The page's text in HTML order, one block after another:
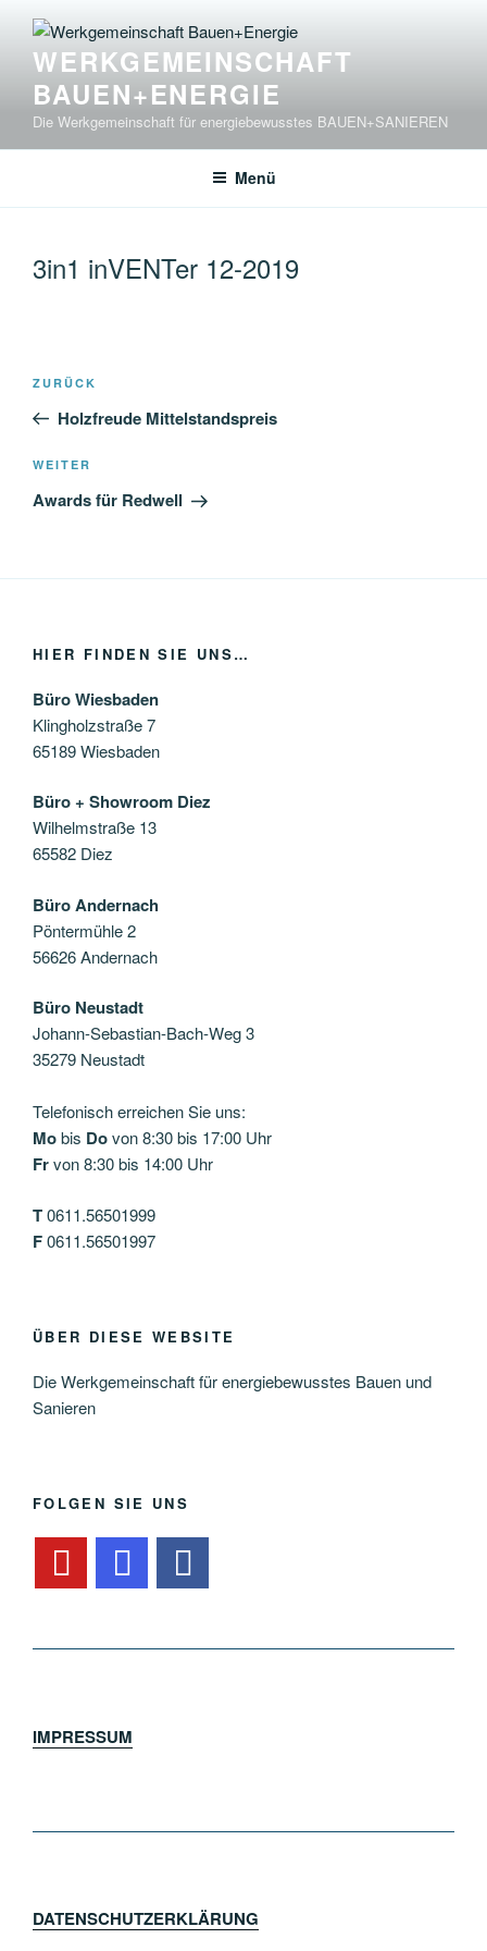
Inhalt
springenWERKGEMEINSCHAFT
BAUEN+ENERGIE
Die Werkgemeinschaft für energiebewusstes BAUEN+SANIEREN
Menü
3in1 inVENTer 12-2019
Beitragsnavigation
Vorheriger
Beitrag
ZURÜCK
Holzfreude Mittelstandspreis
Nächster
Beitrag
WEITER
Awards für Redwell
HIER FINDEN SIE UNS…
Büro Wiesbaden
Klingholzstraße 7
65189 Wiesbaden
Büro + Showroom Diez
Wilhelmstraße 13
65582 Diez
Büro Andernach
Pöntermühle 2
56626 Andernach
Büro Neustadt
Johann-Sebastian-Bach-Weg 3
35279 Neustadt
Telefonisch erreichen Sie uns:
Mobis Dovon 8:30 bis 17:00 Uhr
Frvon 8:30 bis 14:00 Uhr
T0611.56501999
F0611.56501997
ÜBER DIESE WEBSITE
Die Werkgemeinschaft für energiebewusstes Bauen und
Sanieren
FOLGEN SIE UNS
IMPRESSUM
DATENSCHUTZERKLÄRUNG